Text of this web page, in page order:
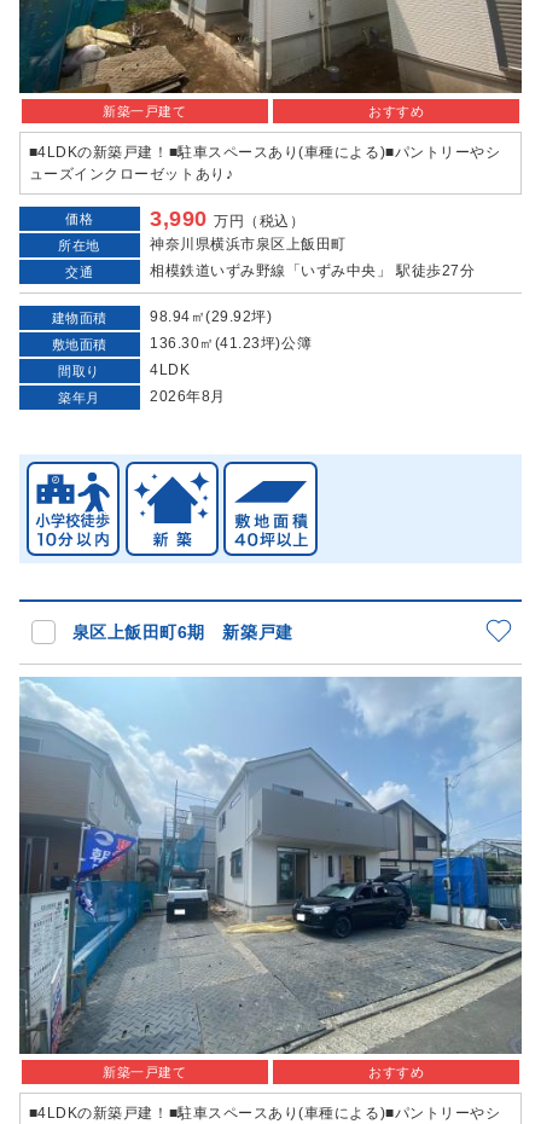
新築一戸建て おすすめ
■4LDKの新築戸建！■駐車スペースあり(車種による)■パントリーやシ
ューズインクローゼットあり♪
価格 3,990万円（税込）
所在地 神奈川県横浜市泉区上飯田町
交通 相模鉄道いずみ野線「いずみ中央」 駅徒歩27分
建物面積 98.94㎡(29.92坪)
敷地面積 136.30㎡(41.23坪)公簿
間取り 4LDK
築年月 2026年8月
泉区上飯田町6期 新築戸建
新築一戸建て おすすめ
■4LDKの新築戸建！■駐車スペースあり(車種による)■パントリーやシ